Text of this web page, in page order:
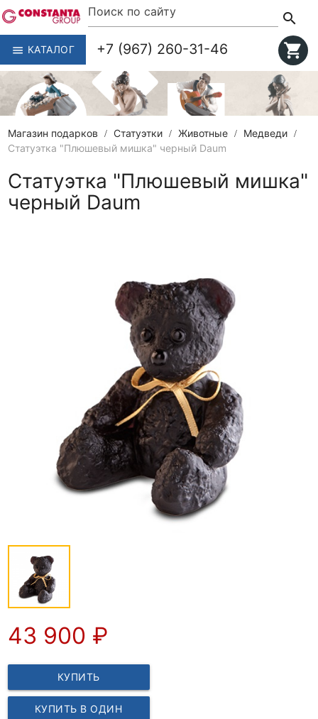
menu КАТАЛОГ
search
+7 (967) 260-31-46
shopping_cart
Магазин подарков Статуэтки Животные
Медведи
Статуэтка "Плюшевый мишка" черный Daum
Статуэтка "Плюшевый мишка"
черный Daum
43 900 ₽
КУПИТЬ
КУПИТЬ В ОДИН